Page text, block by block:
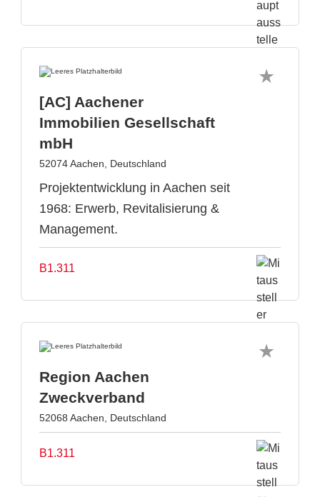
[AC] Aachener
Immobilien Gesellschaft
mbH
52074 Aachen, Deutschland
Projektentwicklung in Aachen seit
1968: Erwerb, Revitalisierung &
Management.
B1.311
Region Aachen
Zweckverband
52068 Aachen, Deutschland
B1.311